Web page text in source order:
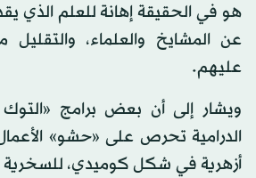
هو في الحقيقة إهانة للعلم الذي
عن المشايخ والعلماء، والتقليل
عليهم.
ويشار إلى أن بعض برامج
الدرامية تحرص على «حشو»
أزهرية في شكل كوميدي،